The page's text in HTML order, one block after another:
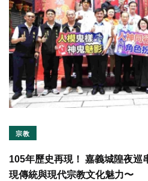
宗教
105年歷史再現！ 嘉義城隍夜巡
現傳統與現代宗教文化魅力〜